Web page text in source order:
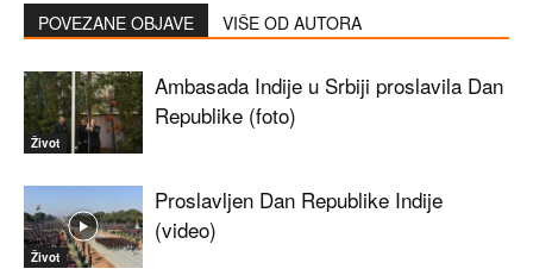
POVEZANE OBJAVE VIŠE OD AUTORA
Život
Ambasada Indije u Srbiji proslavila Dan
Republike (foto)
Život
Proslavljen Dan Republike Indije
(video)